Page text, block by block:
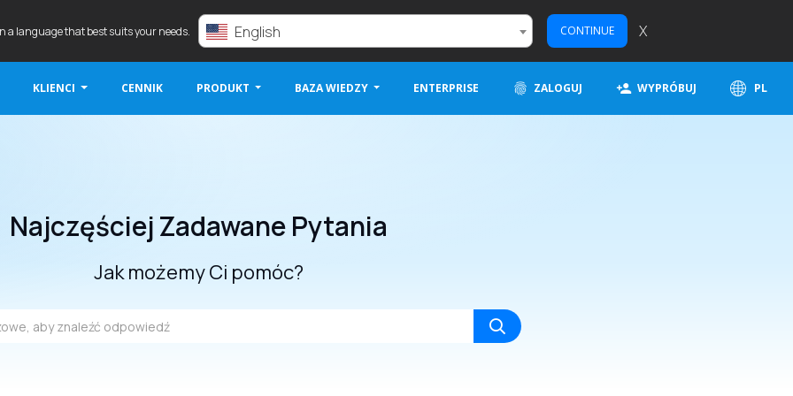
a language that best suits your needs. English CONTINUE X
KLIENCI CENNIK PRODUKT BAZA WIEDZY ENTERPRISE ZALOGUJ WYPRÓBUJ PL
Najczęściej Zadawane Pytania
Jak możemy Ci pomóc?